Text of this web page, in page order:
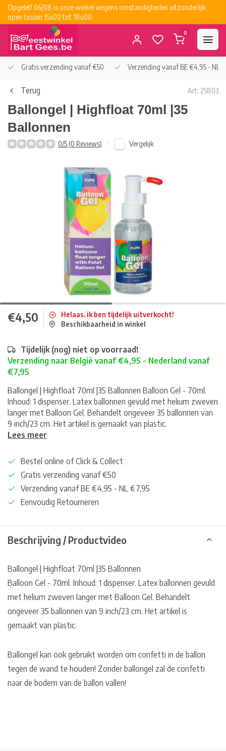
Opgelet! 06/08 is onze winkel wegens omstandigheden uitzonderlijk
open tussen 15u00 tot 18u00.
0
Gratis verzending vanaf €50 Verzending vanaf BE €4,95 - NL
Terug Art: 25803
Ballongel | Highfloat 70ml |35
Ballonnen
0/5 (0 Reviews) Vergelijk
€4,50
Helaas, ik ben tijdelijk uitverkocht!
Beschikbaarheid in winkel
Tijdelijk (nog) niet op voorraad!
Verzending naar België vanaf €4,95 - Nederland vanaf
€7,95
Ballongel | Highfloat 70ml |35 Ballonnen Balloon Gel - 70ml.
Inhoud: 1 dispenser. Latex ballonnen gevuld met helium zweven
langer met Balloon Gel. Behandelt ongeveer 35 ballonnen van
9 inch/23 cm. Het artikel is gemaakt van plastic.
Lees meer
Bestel online of Click & Collect
Gratis verzending vanaf €50
Verzending vanaf BE €4,95 - NL €7,95
Eenvoudig Retourneren
Beschrijving / Productvideo
Ballongel | Highfloat 70ml |35 Ballonnen
Balloon Gel - 70ml. Inhoud: 1 dispenser. Latex ballonnen gevuld
met helium zweven langer met Balloon Gel. Behandelt
ongeveer 35 ballonnen van 9 inch/23 cm. Het artikel is
gemaakt van plastic.
Ballongel kan ook gebruikt worden om confetti in de ballon
tegen de wand te houden! Zonder ballongel zal de confetti
naar de bodem van de ballon vallen!